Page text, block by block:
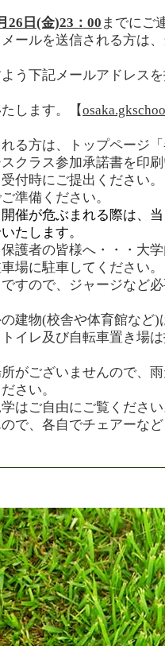
26日 (金)23：00 までにご
を送信される方は、
記メールアドレスを
ます。【
は、トップページ「
クラス参加承諾書を印
付時にご提出ください。
備ください。
危ぶまれる際は、当
せいたします。
の皆様へ・・・大学
場に駐車してください。
で、ジャージなど必
(校舎や体育館など)
イレ及び自転車置き場
ざいませんので、雨
さい。
自由にご覧ください
で、各自でチェアーな